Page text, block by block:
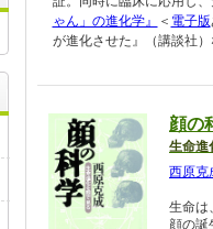
ゃん」の進化学』
＜ 電子版
が進化させた』（講談社）
顔の
生命進
西原克
生命は
顔の誕